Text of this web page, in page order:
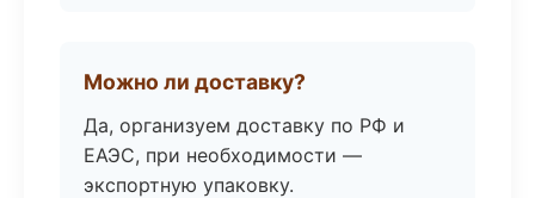
Можно ли доставку?
Да, организуем доставку по РФ и
ЕАЭС, при необходимости —
экспортную упаковку.